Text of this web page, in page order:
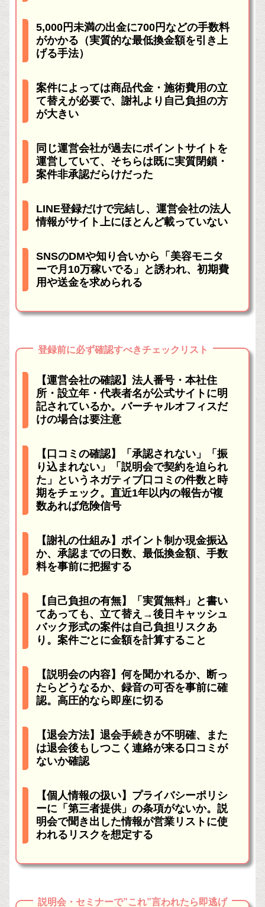
5,000円未満の出金に700円などの手数料
がかかる（実質的な最低換金額を引き上
げる手法）
案件によっては商品代金・施術費用の立
て替えが必要で、謝礼より自己負担の方
が大きい
同じ運営会社が過去にポイントサイトを
運営していて、そちらは既に実質閉鎖・
案件非承認だらけだった
LINE登録だけで完結し、運営会社の法人
情報がサイト上にほとんど載っていない
SNSのDMや知り合いから「美容モニタ
ーで月10万稼いでる」と誘われ、初期費
用や送金を求められる
登録前に必ず確認すべきチェックリスト
【運営会社の確認】法人番号・本社住
所・設立年・代表者名が公式サイトに明
記されているか。バーチャルオフィスだ
けの場合は要注意
【口コミの確認】「承認されない」「振
り込まれない」「説明会で契約を迫られ
た」というネガティブ口コミの件数と時
期をチェック。直近1年以内の報告が複
数あれば危険信号
【謝礼の仕組み】ポイント制か現金振込
か、承認までの日数、最低換金額、手数
料を事前に把握する
【自己負担の有無】「実質無料」と書い
てあっても、立て替え→後日キャッシュ
バック形式の案件は自己負担リスクあ
り。案件ごとに金額を計算すること
【説明会の内容】何を聞かれるか、断っ
たらどうなるか、録音の可否を事前に確
認。高圧的なら即座に切る
【退会方法】退会手続きが不明確、また
は退会後もしつこく連絡が来る口コミが
ないか確認
【個人情報の扱い】プライバシーポリシ
ーに「第三者提供」の条項がないか。説
明会で聞き出した情報が営業リストに使
われるリスクを想定する
説明会・セミナーで”これ”言われたら即逃げ